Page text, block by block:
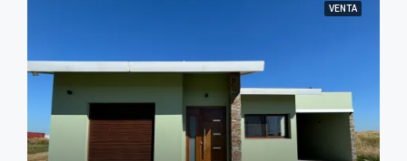
VENTA